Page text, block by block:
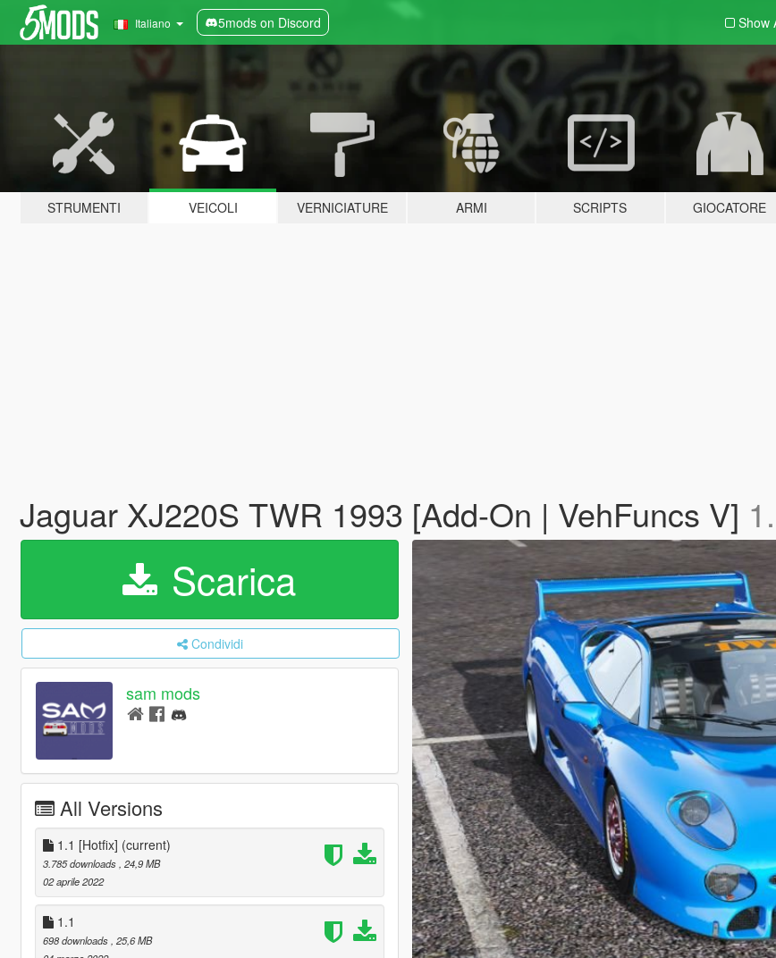
Italiano 5mods on Discord Show
STRUMENTI VEICOLI VERNICIATURE ARMI SCRIPTS GIOCATORE
Jaguar XJ220S TWR 1993 [Add-On | VehFuncs V]
Scarica
Condividi
sam mods
All Versions
1.1 [Hotfix] (current)
3.785 downloads , 24,9 MB
02 aprile 2022
1.1
698 downloads , 25,6 MB